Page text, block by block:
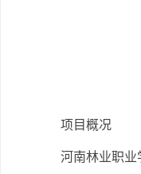
项目概况
河南林业职业